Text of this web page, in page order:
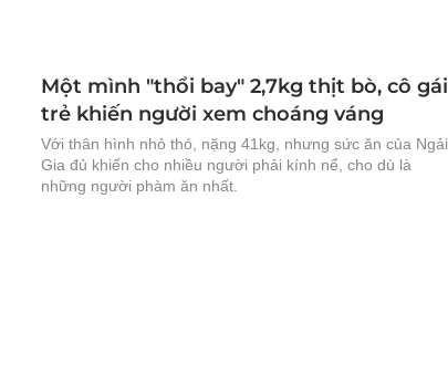
Một mình "thổi bay" 2,7kg thịt bò, cô gái
trẻ khiến người xem choáng váng
Với thân hình nhỏ thó, nặng 41kg, nhưng sức ăn của Ngải
Gia đủ khiến cho nhiều người phải kính nể, cho dù là
những người phàm ăn nhất.